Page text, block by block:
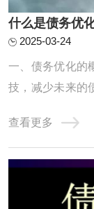
什么是债务优
2025-03-24
一、债务优化的
技，减少未来的
务优化的具体形
具，在保障借款
案进行自动测算
查看更多